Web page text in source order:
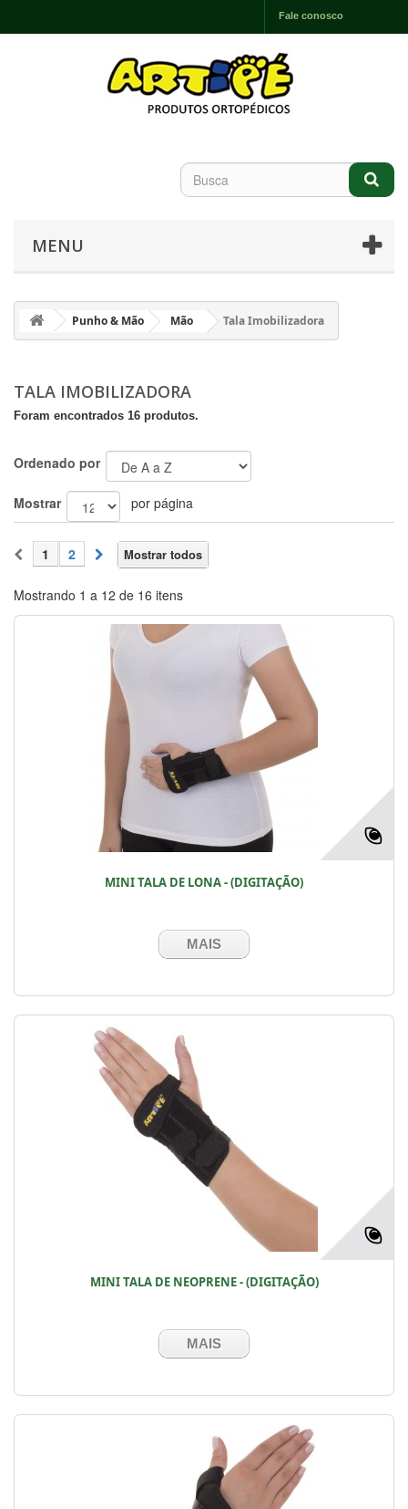
Fale conosco
MENU
Punho & Mão Mão Tala Imobilizadora
TALA IMOBILIZADORA
Foram encontrados 16 produtos.
Ordenado por
Mostrar por página
Mostrar todos
1 2
Mostrando 1 a 12 de 16 itens
MINI TALA DE LONA - (DIGITAÇÃO)
MAIS
MINI TALA DE NEOPRENE - (DIGITAÇÃO)
MAIS